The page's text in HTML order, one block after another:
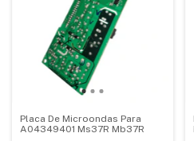
Placa De Microondas Para
A04349401 Ms37R Mb37R